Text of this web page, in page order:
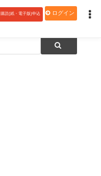
購読(紙・電子版)申込 ログイン